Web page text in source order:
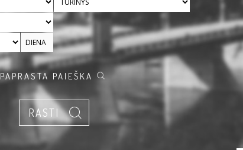
PAPRASTA PAIEŠKA